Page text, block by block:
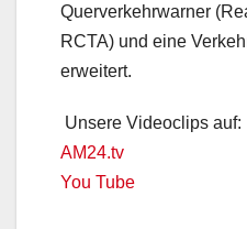
Querverkehrwarner
RCTA) und eine
erweitert.
Unsere Videoclips auf:
AM24.tv
You Tube